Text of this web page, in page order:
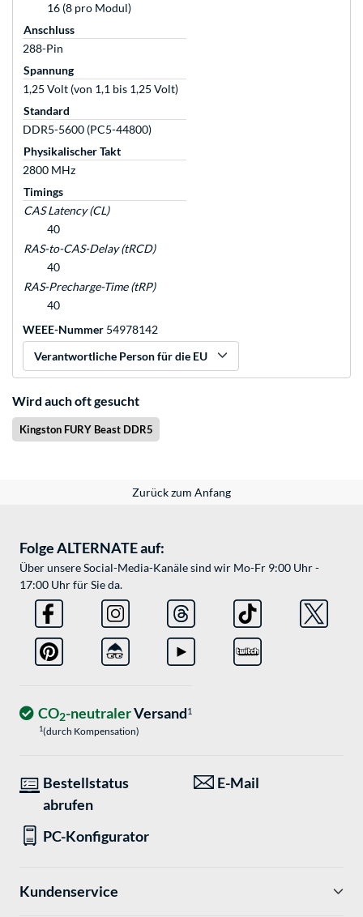
16 (8 pro Modul)
Anschluss
288-Pin
Spannung
1,25 Volt (von 1,1 bis 1,25 Volt)
Standard
DDR5-5600 (PC5-44800)
Physikalischer Takt
2800 MHz
Timings
CAS Latency (CL)
40
RAS-to-CAS-Delay (tRCD)
40
RAS-Precharge-Time (tRP)
40
WEEE-Nummer 54978142
Verantwortliche Person für die EU
Wird auch oft gesucht
Kingston FURY Beast DDR5
Zurück zum Anfang
Folge ALTERNATE auf:
Über unsere Social-Media-Kanäle sind wir Mo-Fr 9:00 Uhr -
17:00 Uhr für Sie da.
CO2-neutralerVersand1
1(durch Kompensation)
Bestellstatus
abrufen
E-Mail
PC-Konfigurator
Kundenservice